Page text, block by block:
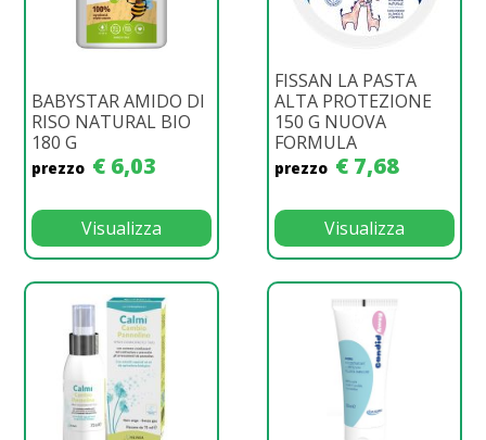
BABYSTAR AMIDO DI
RISO NATURAL BIO
180 G
prezzo € 6,03
Visualizza
FISSAN LA PASTA
ALTA PROTEZIONE
150 G NUOVA
FORMULA
prezzo € 7,68
Visualizza